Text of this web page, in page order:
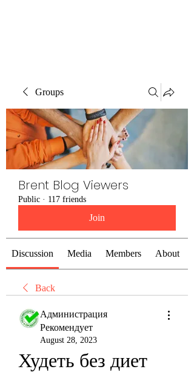
Groups
Brent Blog Viewers
Public · 117 friends
Join
Discussion Media Members About
Back
Администрация
Рекомендует
August 28, 2023
Худеть без диет